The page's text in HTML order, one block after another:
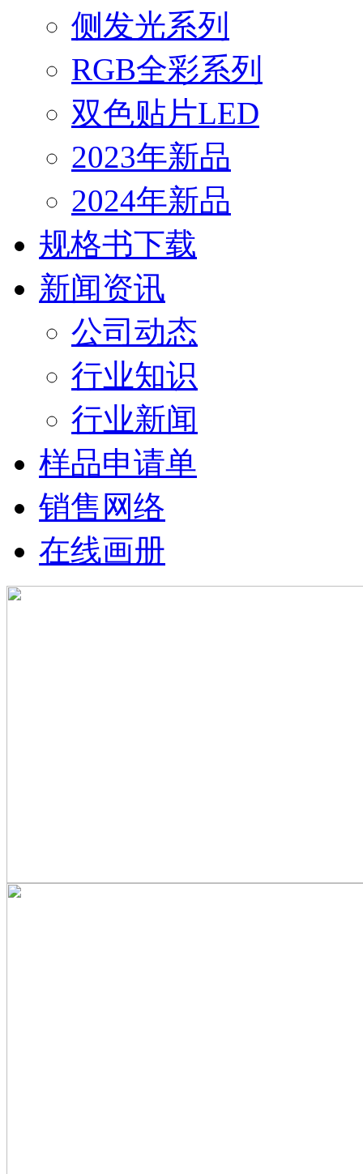
侧发光系列
RGB全彩系列
双色贴片LED
2023年新品
2024年新品
规格书下载
新闻资讯
公司动态
行业知识
行业新闻
样品申请单
销售网络
在线画册